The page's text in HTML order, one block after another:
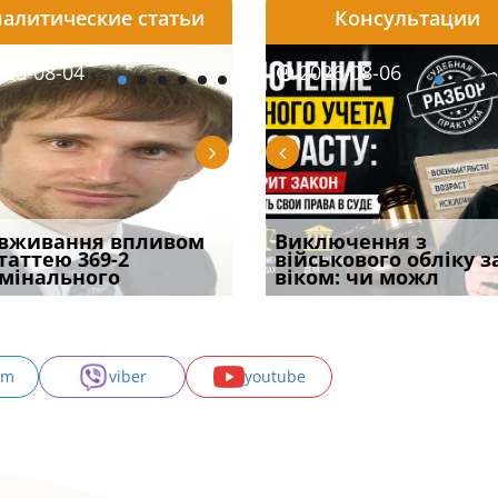
06
встановив для
шкоди
2026-08-06
Документи, на яких не
проставляється
апостиль: пер
статьи
08-04
впливом
369-2
2026-08-04
Переоформлення
відстрочки за іншою
підставою: нов
Консультации
2026-08-05
захисту у
я
2026-08-06
Виключення з
військового обліку
віком: чи можл
2026-07-30
Восьмий ААС
підтвердив, що
може скас
viber youtube